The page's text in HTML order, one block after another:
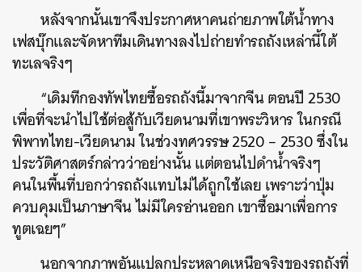
หลังจากนั้นเขาจึงประกาศหาคนถ่ายภาพใต้น้ำทาง
เฟสบุ๊กและจัดหาทีมเดินทางลงไปถ่ายทำรถถังเหล่านี้ใต้
ทะเลจริงๆ
“เดิมทีกองทัพไทยซื้อรถถังนี้มาจากจีน ตอนปี 2530
เพื่อที่จะนำไปใช้ต่อสู้กับเวียดนามที่เขาพระวิหาร ในกรณี
พิพาทไทย-เวียดนาม ในช่วงทศวรรษ 2520 – 2530 ซึ่งใน
ประวัติศาสตร์กล่าวว่าอย่างนั้น แต่ตอนไปดำน้ำจริงๆ
คนในพื้นที่บอกว่ารถถังแทบไม่ได้ถูกใช้เลย เพราะว่าปุ่ม
ควบคุมเป็นภาษาจีน ไม่มีใครอ่านออก เขาซื้อมาเพื่อการ
ทูตเฉยๆ”
นอกจากภาพอันแปลกประหลาดเหนือจริงของรถถังที่